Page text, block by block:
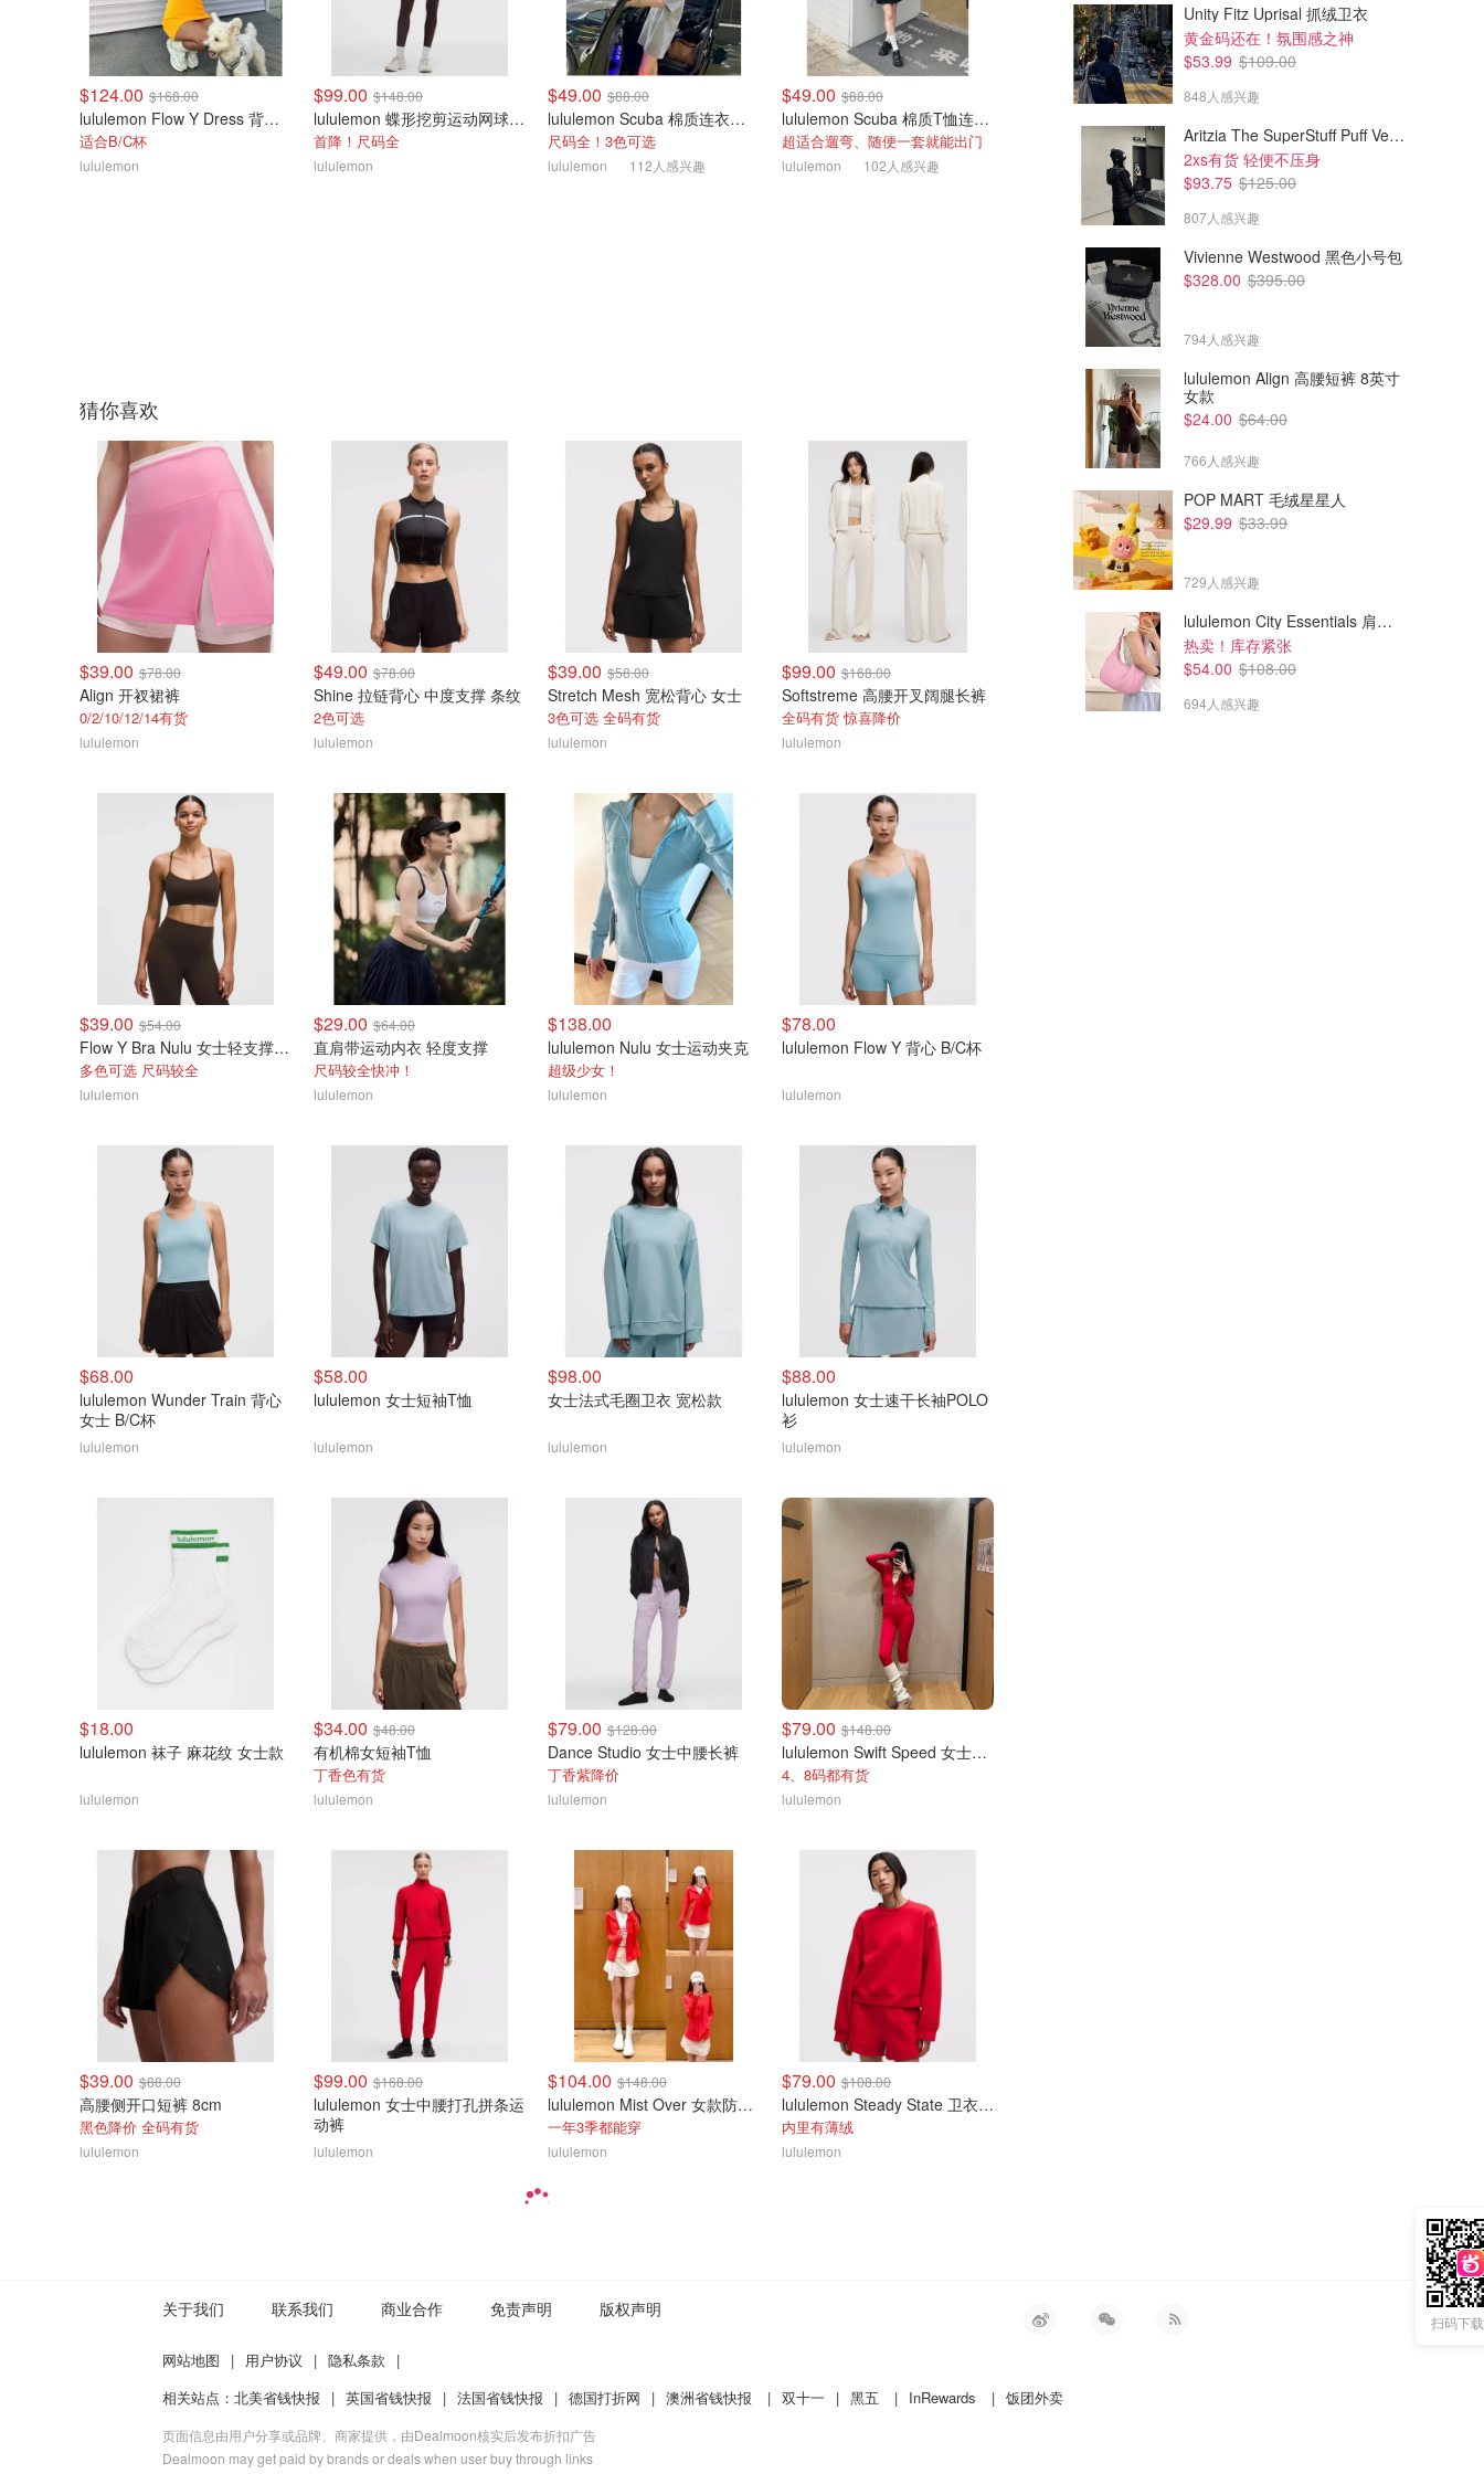
$124.00 $168.00
lululemon Flow Y Dress 背心裙 轻度支撑
适合B/C杯
lululemon
$99.00 $148.00
lululemon 蝶形挖剪运动网球连衣裙
首降！尺码全
lululemon
$49.00 $88.00
lululemon Scuba 棉质连衣裙 女款
尺码全！3色可选
lululemon 112人感兴趣
$49.00 $88.00
lululemon Scuba 棉质T恤连衣裙
超适合遛弯、随便一套就能出门
lululemon 102人感兴趣
$88.00
超级舒服的面料
$49.00
之前$69！热门码还有货
lululemon
猜你喜欢
$39.00 $78.00
Align 开衩裙裤
0/2/10/12/14有货
lululemon
$49.00 $78.00
Shine 拉链背心 中度支撑 条纹
2色可选
lululemon
$39.00 $58.00
Stretch Mesh 宽松背心 女士
3色可选 全码有货
lululemon
$99.00 $168.00
Softstreme 高腰开叉阔腿长裤
全码有货 惊喜降价
lululemon
$39.00 $54.00
Flow Y Bra Nulu 女士轻支撑文胸
多色可选 尺码较全
lululemon
$29.00 $64.00
直肩带运动内衣 轻度支撑
尺码较全快冲！
lululemon
$138.00
lululemon Nulu 女士运动夹克
超级少女！
lululemon
$78.00
lululemon Flow Y 背心 B/C杯
lululemon
$68.00
lululemon Wunder Train 背心
女士 B/C杯
lululemon
$58.00
lululemon 女士短袖T恤
lululemon
$98.00
女士法式毛圈卫衣 宽松款
lululemon
$88.00
lululemon 女士速干长袖POLO
衫
lululemon
$18.00
lululemon 袜子 麻花纹 女士款
lululemon
$34.00 $48.00
有机棉女短袖T恤
丁香色有货
lululemon
$79.00 $128.00
Dance Studio 女士中腰长裤
丁香紫降价
lululemon
$79.00 $148.00
lululemon Swift Speed 女士高腰紧身裤
4、8码都有货
lululemon
$39.00 $88.00
高腰侧开口短裤 8cm
黑色降价 全码有货
lululemon
$99.00 $168.00
lululemon 女士中腰打孔拼条运
动裤
lululemon
$104.00 $148.00
lululemon Mist Over 女款防风夹克
一年3季都能穿
lululemon
$79.00 $108.00
lululemon Steady State 卫衣 宽袖口
内里有薄绒
lululemon
Unity Fitz Uprisal 抓绒卫衣
黄金码还在！氛围感之神
$53.99 $109.00
848人感兴趣
Aritzia The SuperStuff Puff Vest 轻盈亮面马甲
2xs有货 轻便不压身
$93.75 $125.00
807人感兴趣
Vivienne Westwood 黑色小号包
$328.00 $395.00
794人感兴趣
lululemon Align 高腰短裤 8英寸
女款
$24.00 $64.00
766人感兴趣
POP MART 毛绒星星人
$29.99 $33.99
729人感兴趣
lululemon City Essentials 肩背包 4L
热卖！库存紧张
$54.00 $108.00
694人感兴趣
扫码下
关于我们 联系我们 商业合作 免责声明 版权声明
网站地图 | 用户协议 | 隐私条款
|
相关站点： 北美省钱快报 | 英国省钱快报 | 法国省钱快报 | 德国打折网 | 澳洲省钱快报 | 双十一 | 黑五 | InRewards | 饭团外卖
页面信息由用户分享或品牌、商家提供，由Dealmoon核实后发布折扣广告
Dealmoon may get paid by brands or deals when user buy through links